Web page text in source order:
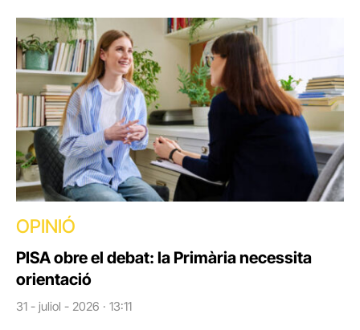
OPINIÓ
PISA obre el debat: la Primària necessita
orientació
31 - juliol - 2026 · 13:11